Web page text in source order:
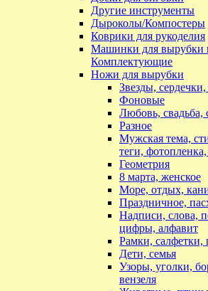
Другие инструменты
Дыроколы/Компостеры
Коврики для рукоделия
Машинки для вырубки
Комплектующие
Ножи для вырубки
Звезды, сердечки,
Фоновые
Любовь, свадьба,
Разное
Мужская тема,
теги,
Геометрия
8 марта, женское
Море, отдых,
Праздничное,
Надписи, слова,
цифры, алфавит
Рамки, салфетки,
Дети, семья
Узоры, уголки,
вензеля